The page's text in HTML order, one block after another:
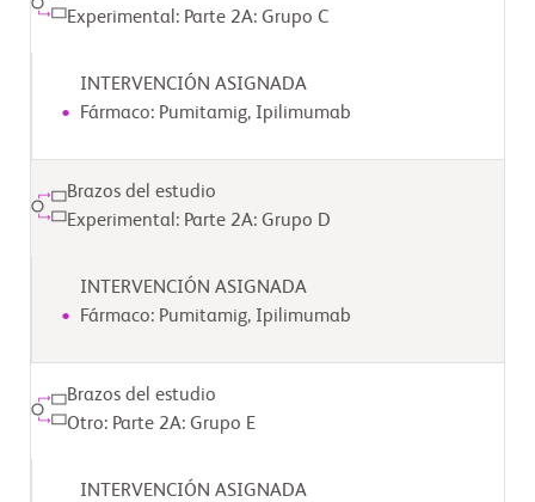
Experimental: Parte 2A: Grupo C
INTERVENCIÓN ASIGNADA
Fármaco: Pumitamig, Ipilimumab
Brazos del estudio
Experimental: Parte 2A: Grupo D
INTERVENCIÓN ASIGNADA
Fármaco: Pumitamig, Ipilimumab
Brazos del estudio
Otro: Parte 2A: Grupo E
INTERVENCIÓN ASIGNADA